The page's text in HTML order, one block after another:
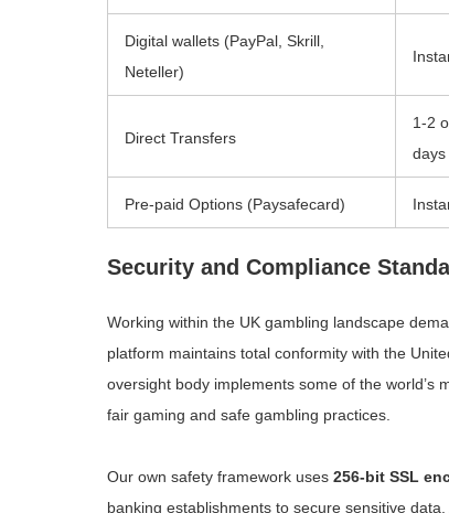
Digital wallets (PayPal, Skrill,
Neteller)
Direct Transfers
1-2
days
Pre-paid Options (Paysafecard)
Security and Compliance
Working within the UK gambling landscape
platform maintains total conformity with the
oversight body implements some of the world’s
fair gaming and safe gambling practices.
Our own safety framework uses 256-bit SSL
banking establishments to secure sensitive